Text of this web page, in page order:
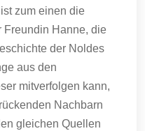
zum einen die
Freundin Hanne, die
der Noldes
aus den
mitverfolgen kann,
Nachbarn
gleichen Quellen